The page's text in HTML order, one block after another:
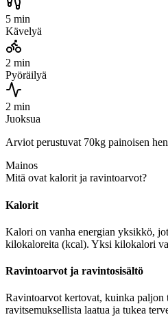
5 min
Kävelyä
2 min
Pyöräilyä
2 min
Juoksua
Arviot perustuvat 70kg painoisen
Mainos
Mitä ovat kalorit ja ravintoarvot?
Kalorit
Kalori on vanha energian yksikkö,
kilokaloreita (kcal). Yksi kilokalori
Ravintoarvot ja ravintosisältö
Ravintoarvot kertovat, kuinka paljon
ravitsemuksellista laatua ja tukea